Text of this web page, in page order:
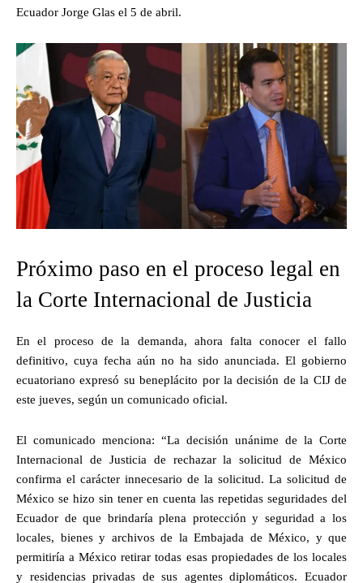
Ecuador Jorge Glas el 5 de abril.
Próximo paso en el proceso legal en
la Corte Internacional de Justicia
En el proceso de la demanda, ahora falta conocer el fallo
definitivo, cuya fecha aún no ha sido anunciada. El gobierno
ecuatoriano expresó su beneplácito por la decisión de la CIJ de
este jueves, según un comunicado oficial.
El comunicado menciona: “La decisión unánime de la Corte
Internacional de Justicia de rechazar la solicitud de México
confirma el carácter innecesario de la solicitud. La solicitud de
México se hizo sin tener en cuenta las repetidas seguridades del
Ecuador de que brindaría plena protección y seguridad a los
locales, bienes y archivos de la Embajada de México, y que
permitiría a México retirar todas esas propiedades de los locales
y residencias privadas de sus agentes diplomáticos. Ecuador